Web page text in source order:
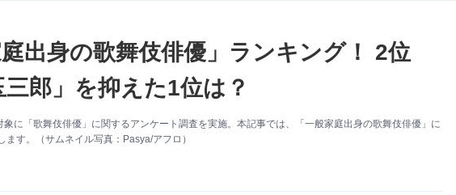
出身の歌舞伎俳優」ランキング！ 2位
三郎」を抑えた1位は？
に「歌舞伎俳優」に関するアンケート調査を実施。本記事では、「一般家庭出身の歌舞伎俳優」に
す。（サムネイル写真：Pasya/アフロ）